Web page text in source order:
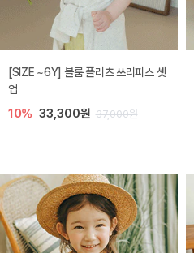
[SIZE ~6Y] 블룸 플리츠 쓰리피스 셋
업
10% 33,300원 37,000원